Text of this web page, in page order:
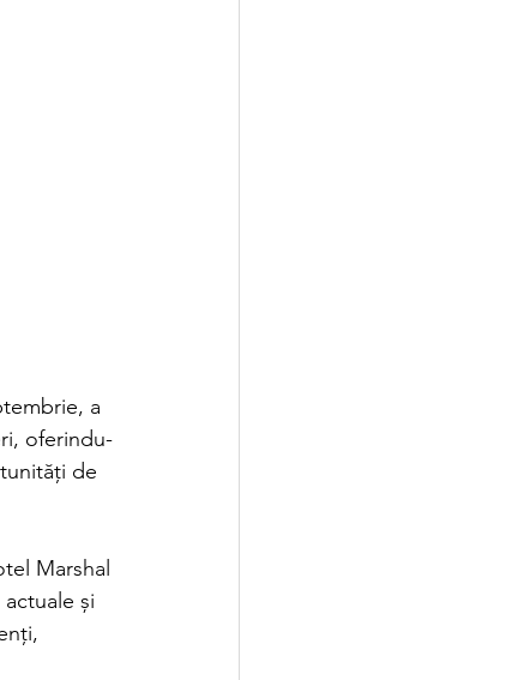
a
oferindu-
de
Marshal
și